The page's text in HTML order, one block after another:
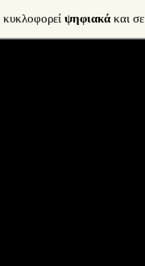
κυκλοφορεί ψηφιακάκαι σε